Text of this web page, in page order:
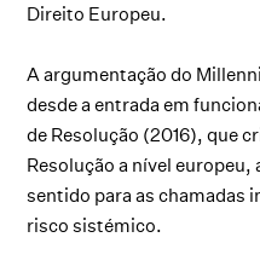
Direito Europeu.
A argumentação do
desde a entrada em
de Resolução (2016), que
Resolução a nível europeu,
sentido para as chamadas
risco sistémico.